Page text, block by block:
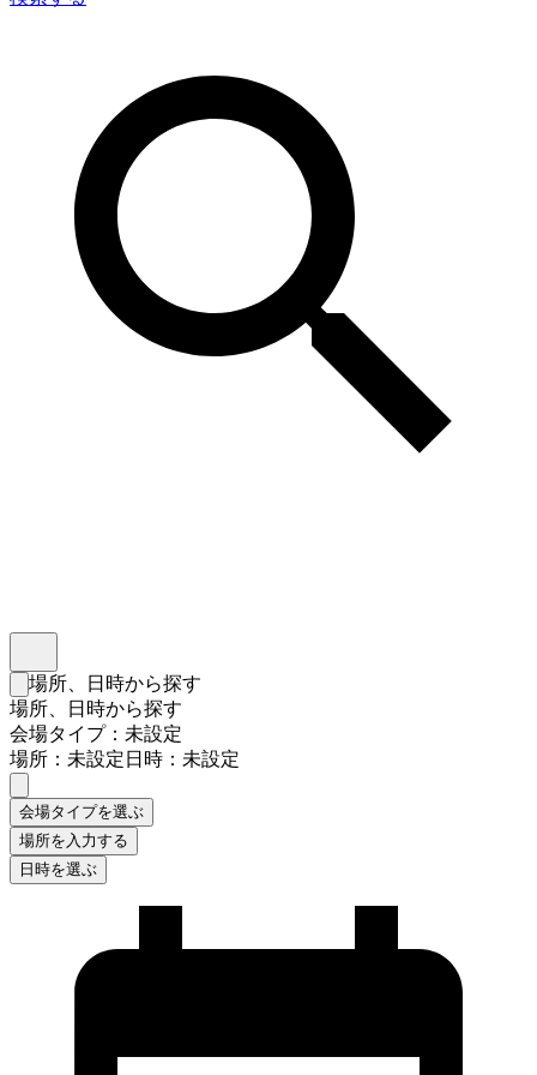
検索フォームを閉じる
場所、日時から探す
場所、日時から探す
会場タイプ：未設定
場所：未設定日時：未設定
会場タイプを選ぶ
場所を入力する
日時を選ぶ